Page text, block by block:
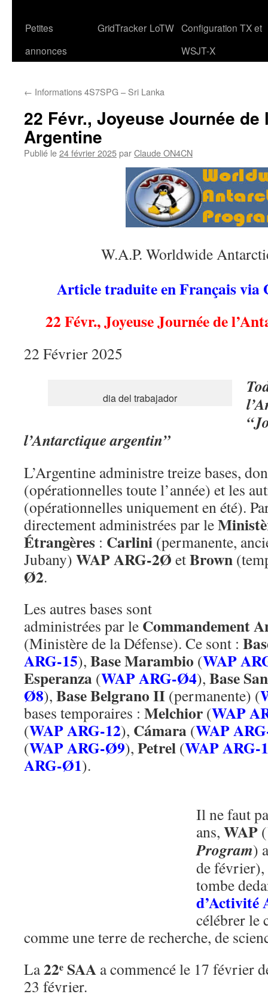
Petites
annonces
GridTracker LoTW Configuration TX et
WSJT-X
← Informations 4S7SPG – Sri Lanka
22 Févr., Joyeuse Journée de
Argentine
Publié le24 février 2025parClaude ON4CN
W.A.P. Worldwide
Article traduite en Français via
22 Févr., Joyeuse Journée de
22 Février 2025
dia del trabajador
T
l’Antarctique argentin”
L’Argentine administre treize bases,
(opérationnelles toute l’année) et les
(opérationnelles uniquement en été).
directement administrées par le
Étrangères : Carlini (permanente,
Jubany) WAP ARG-2Ø etBrown
Ø2.
Les autres bases sont
administrées par le Commandement
(Ministère de la Défense). Ce sont :
ARG-15), Base Marambio (WAP
Esperanza (WAP ARG-Ø4), Base
Ø8), Base Belgrano II (permanente) (
bases temporaires : Melchior (WAP
(WAP ARG-12), Cámara (WAP
(WAP ARG-Ø9), Petrel (WAP ARG-
ARG-Ø1).
Il ne faut
ans, WAP (
Program)
de
tombe
d’Activité
célébrer le
comme une terre de recherche, de
La22e SAA a commencé le 17 février
23 février.